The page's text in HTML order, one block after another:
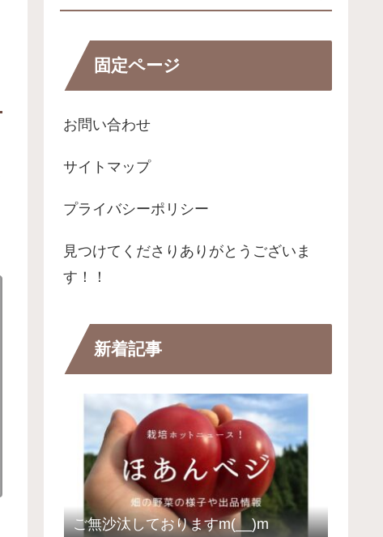
固定ページ
お問い合わせ
サイトマップ
プライバシーポリシー
見つけてくださりありがとうございま
す！！
新着記事
ご無沙汰しておりますm(__)m